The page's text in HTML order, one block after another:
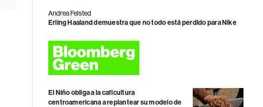
Andrea Felsted
Erling Haaland demuestra que no todo está perdido para Nike
El Niño obliga a la caficultura
centroamericana a replantear su modelo de